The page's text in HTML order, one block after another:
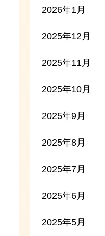
2026年1月
2025年12月
2025年11月
2025年10月
2025年9月
2025年8月
2025年7月
2025年6月
2025年5月